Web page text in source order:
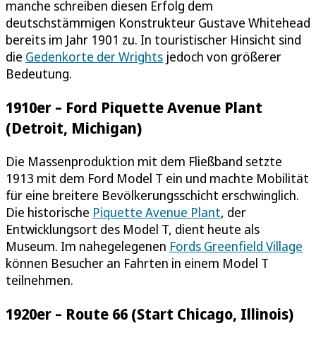
manche schreiben diesen Erfolg dem
deutschstämmigen Konstrukteur Gustave Whitehead
bereits im Jahr 1901 zu. In touristischer Hinsicht sind
die Gedenkorte der Wrights jedoch von größerer
Bedeutung.
1910er – Ford Piquette Avenue Plant
(Detroit, Michigan)
Die Massenproduktion mit dem Fließband setzte
1913 mit dem Ford Model T ein und machte Mobilität
für eine breitere Bevölkerungsschicht erschwinglich.
Die historische Piquette Avenue Plant, der
Entwicklungsort des Model T, dient heute als
Museum. Im nahegelegenen Fords Greenfield Village
können Besucher an Fahrten in einem Model T
teilnehmen.
1920er – Route 66 (Start Chicago, Illinois)